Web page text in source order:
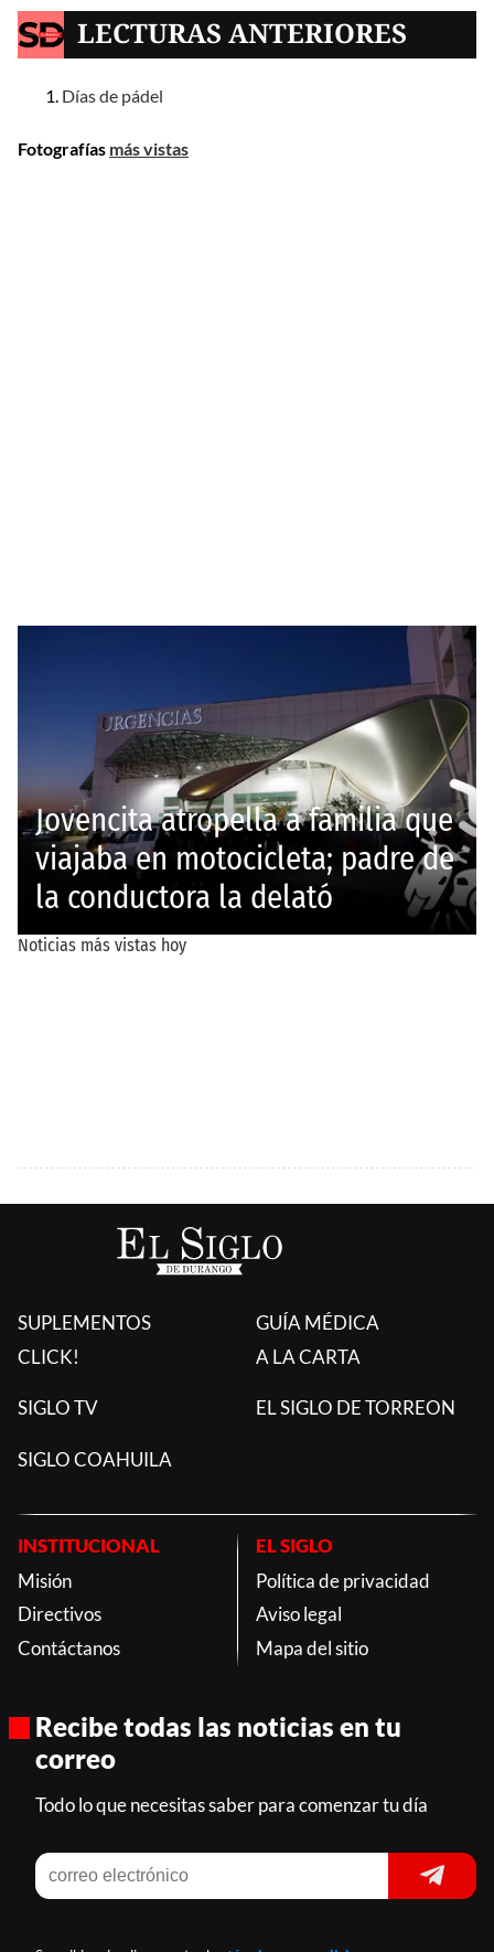
LECTURAS ANTERIORES
Días de pádel
Fotografías más vistas
SUPLEMENTOS
CLICK!
GUÍA MÉDICA
A LA CARTA
SIGLO TV EL SIGLO DE TORREON
SIGLO COAHUILA
INSTITUCIONAL
Misión
Directivos
Contáctanos
EL SIGLO
Política de privacidad
Aviso legal
Mapa del sitio
Recibe todas las noticias en tu
correo
Todo lo que necesitas saber para comenzar tu día